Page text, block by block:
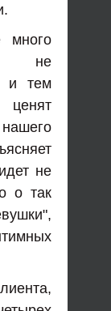
много
не
и тем
не
о так